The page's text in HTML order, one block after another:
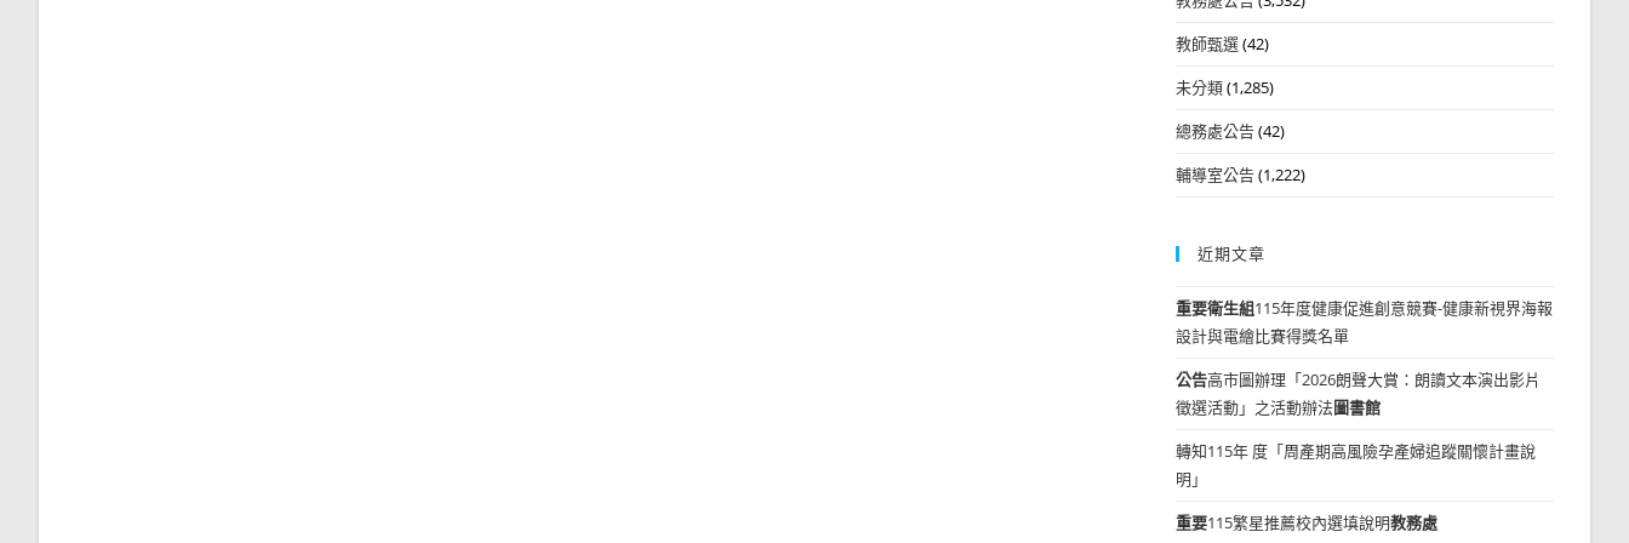
教師甄選(42)
未分類(1,285)
總務處公告(42)
輔導室公告(1,222)
近期文章
重要衛生組115年度健康促進創意競賽-健康新視界海報
設計與電繪比賽得獎名單
公告高市圖辦理「2026朗聲大賞：朗讀文本演出影片
徵選活動」之活動辦法圖書館
轉知115年 度「周產期高風險孕產婦追蹤關懷計畫說
明」
重要115繁星推薦校內選填說明教務處